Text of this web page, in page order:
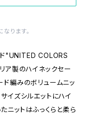
ります。
"UNITED COLORS
製のハイネックセー
編みのボリュームニッ
イズシルエットにハイ
ニットはふっくらと柔ら